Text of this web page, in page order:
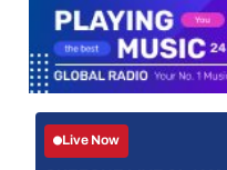
Live Now